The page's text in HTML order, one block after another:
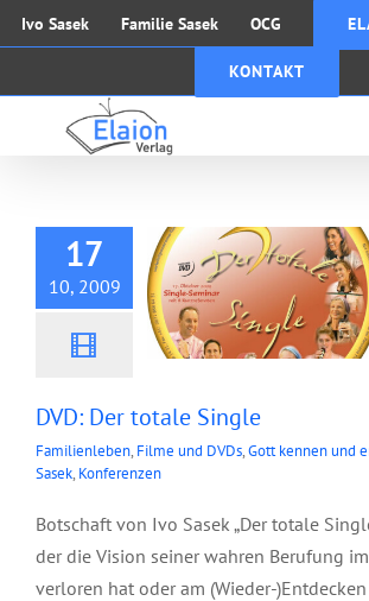
Zum
Inhalt
Ivo Sasek Familie Sasek OCG
KONTAKT
17
10, 2009
DVD: Der totale Single
Familienleben, Filme und DVDs,Gott kennen und
Sasek, Konferenzen
Botschaft von Ivo Sasek „Der totale
der die Vision seiner wahren Berufung
verloren hat oder am (Wieder-